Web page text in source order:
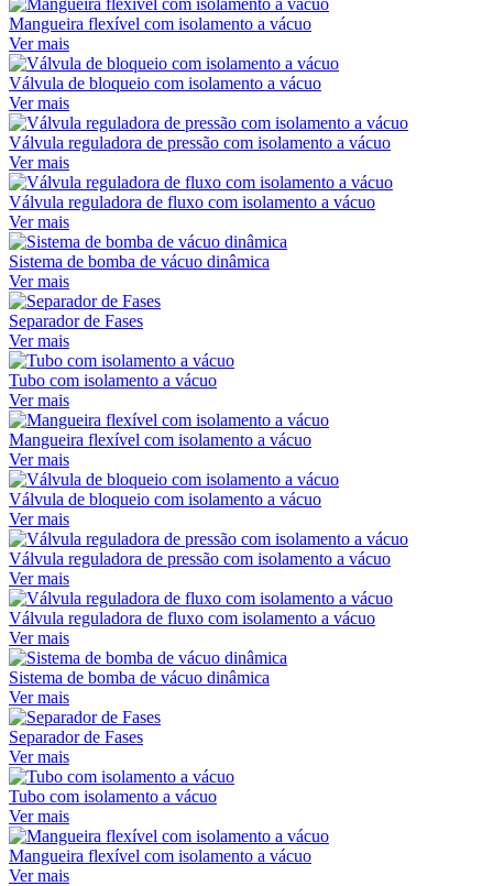
Mangueira flexível com isolamento a vácuo
Ver mais
Válvula de bloqueio com isolamento a vácuo
Ver mais
Válvula reguladora de pressão com isolamento a vácuo
Ver mais
Válvula reguladora de fluxo com isolamento a vácuo
Ver mais
Sistema de bomba de vácuo dinâmica
Ver mais
Separador de Fases
Ver mais
Tubo com isolamento a vácuo
Ver mais
Mangueira flexível com isolamento a vácuo
Ver mais
Válvula de bloqueio com isolamento a vácuo
Ver mais
Válvula reguladora de pressão com isolamento a vácuo
Ver mais
Válvula reguladora de fluxo com isolamento a vácuo
Ver mais
Sistema de bomba de vácuo dinâmica
Ver mais
Separador de Fases
Ver mais
Tubo com isolamento a vácuo
Ver mais
Mangueira flexível com isolamento a vácuo
Ver mais